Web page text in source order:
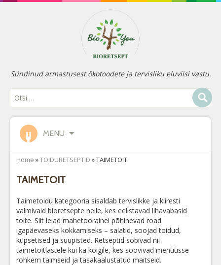
Sündinud armastusest ökotoodete ja tervisliku eluviisi vastu.
MENU
Home »TOIDURETSEPTID »TAIMETOIT
TAIMETOIT
Taimetoidu kategooria sisaldab tervislikke ja kiiresti
valmivaid bioretsepte neile, kes eelistavad lihavabasid
toite. Siit leiad mahetoorainel põhinevad road
igapäevaseks kokkamiseks – salatid, soojad toidud,
küpsetised ja suupisted. Retseptid sobivad nii
taimetoitlastele kui ka kõigile, kes soovivad menüüsse
rohkem taimseid ja tasakaalustatud maitseid.